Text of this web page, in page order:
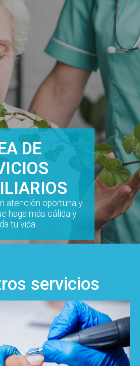
DE
atención oportuna y
haga más cálida y
tu vida.
servicios